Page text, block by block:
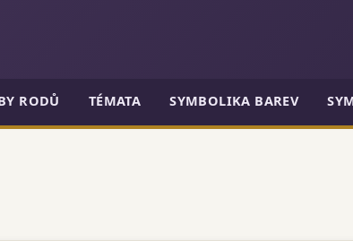
RODŮ TÉMATA SYMBOLIKA BAREV